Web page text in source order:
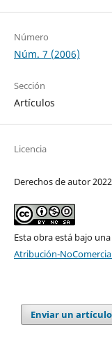
Número
Núm. 7 (2006)
Sección
Artículos
Licencia
Derechos de autor
Esta obra está bajo
Atribución-
Enviar un artículo